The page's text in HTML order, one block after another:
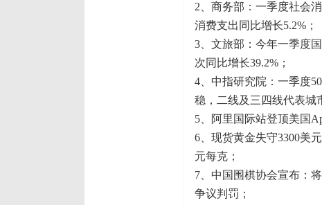
2、商务部：一季度社会
消费支出同比增长5.2%；
3、文旅部：今年一季度
次同比增长39.2%；
4、中指研究院：一季度
稳，二线及三四线代表城
5、阿里国际站登顶美国
6、现货黄金失守3300美
元每克；
7、中国围棋协会宣布：
争议判罚；